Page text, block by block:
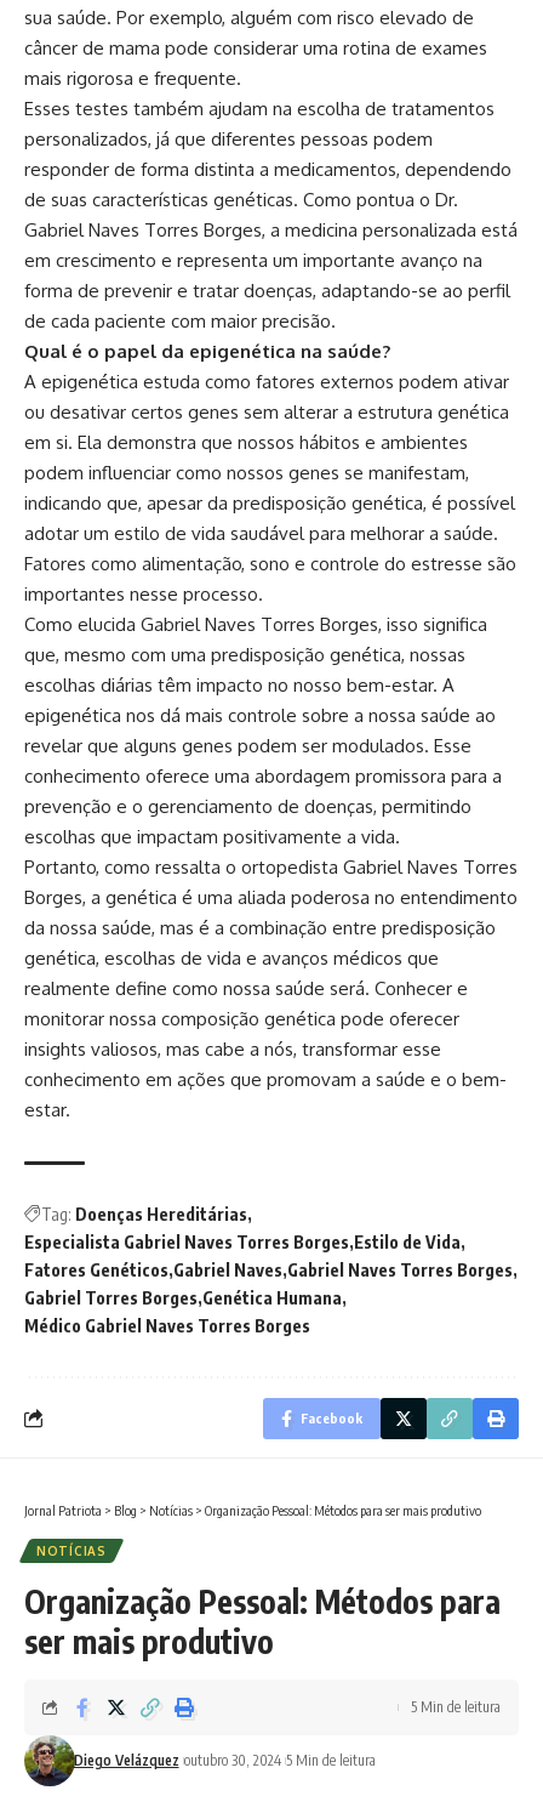
sua saúde. Por exemplo, alguém com risco elevado de
câncer de mama pode considerar uma rotina de exames
mais rigorosa e frequente.
Esses testes também ajudam na escolha de tratamentos
personalizados, já que diferentes pessoas podem
responder de forma distinta a medicamentos, dependendo
de suas características genéticas. Como pontua o Dr.
Gabriel Naves Torres Borges, a medicina personalizada está
em crescimento e representa um importante avanço na
forma de prevenir e tratar doenças, adaptando-se ao perfil
de cada paciente com maior precisão.
Qual é o papel da epigenética na saúde?
A epigenética estuda como fatores externos podem ativar
ou desativar certos genes sem alterar a estrutura genética
em si. Ela demonstra que nossos hábitos e ambientes
podem influenciar como nossos genes se manifestam,
indicando que, apesar da predisposição genética, é possível
adotar um estilo de vida saudável para melhorar a saúde.
Fatores como alimentação, sono e controle do estresse são
importantes nesse processo.
Como elucida Gabriel Naves Torres Borges, isso significa
que, mesmo com uma predisposição genética, nossas
escolhas diárias têm impacto no nosso bem-estar. A
epigenética nos dá mais controle sobre a nossa saúde ao
revelar que alguns genes podem ser modulados. Esse
conhecimento oferece uma abordagem promissora para a
prevenção e o gerenciamento de doenças, permitindo
escolhas que impactam positivamente a vida.
Portanto, como ressalta o ortopedista Gabriel Naves Torres
Borges, a genética é uma aliada poderosa no entendimento
da nossa saúde, mas é a combinação entre predisposição
genética, escolhas de vida e avanços médicos que
realmente define como nossa saúde será. Conhecer e
monitorar nossa composição genética pode oferecer
insights valiosos, mas cabe a nós, transformar esse
conhecimento em ações que promovam a saúde e o bem-
estar.
Tag: Doenças Hereditárias
Especialista Gabriel Naves Torres Borges Estilo de Vida
Fatores Genéticos Gabriel Naves Gabriel Naves Torres Borges
Gabriel Torres Borges Genética Humana
Médico Gabriel Naves Torres Borges
Facebook
Jornal Patriota > Blog > Notícias > Organização Pessoal: Métodos para ser mais produtivo
NOTÍCIAS
Organização Pessoal: Métodos para
ser mais produtivo
Diego Velázquez outubro 30, 2024 5 Min de leitura
5 Min de leitura